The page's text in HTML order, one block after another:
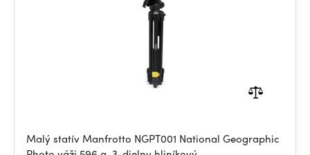
Malý statív Manfrotto NGPT001 National Geographic